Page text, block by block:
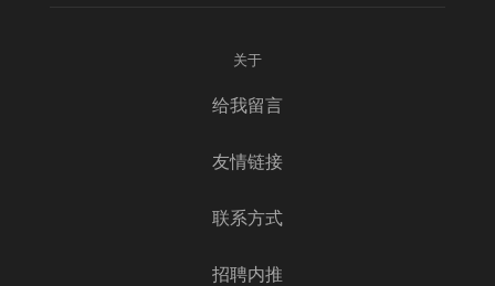
关于
给我留言
友情链接
联系方式
招聘内推